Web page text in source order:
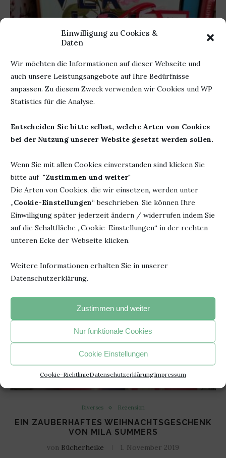
Einwilligung zu Cookies &
Daten
Wir möchten die Informationen auf dieser Webseite und
auch unsere Leistungsangebote auf Ihre Bedürfnisse
anpassen. Zu diesem Zweck verwenden wir Cookies und WP
Statistics für die Analyse.
Entscheiden Sie bitte selbst, welche Arten von Cookies
bei der Nutzung unserer Website gesetzt werden sollen.
Wenn Sie mit allen Cookies einverstanden sind klicken Sie
bitte auf "Zustimmen und weiter"
Die Arten von Cookies, die wir einsetzen, werden unter
„Cookie-Einstellungen“ beschrieben. Sie können Ihre
Einwilligung später jederzeit ändern / widerrufen indem Sie
auf die Schaltfläche „Cookie-Einstellungen“ in der rechten
unteren Ecke der Webseite klicken.
Weitere Informationen erhalten Sie in unserer
Datenschutzerklärung.
Zustimmen und weiter
Nur funktionale Cookies
Cookie Einstellungen
Cookie-RichtlinieDatenschutzerklärungImpressum
Diverses Rezension
VERLOREN SIND WIR NUR ALLEIN VON MILA
vonBücherheike 22. März 2020
Ich glaube, das ist das emotionalsten Buch, das ich bisher
von der Autorin gelesen habe.
Diverses Rezension
EIN ZAUBERHAFTES WEIHNACHTSGESCHENK
VON MILA SUMMERS
von Bücherheike 1. November 2019